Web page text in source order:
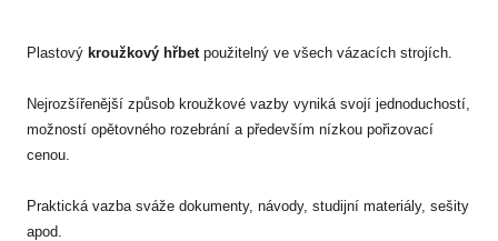
Plastový kroužkový hřbet použitelný ve všech vázacích strojích.
Nejrozšířenější způsob kroužkové vazby vyniká svojí jednoduchostí,
možností opětovného rozebrání a především nízkou pořizovací
cenou.
Praktická vazba sváže dokumenty, návody, studijní materiály, sešity
apod.